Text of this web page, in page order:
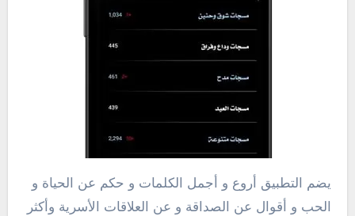
يضم التطبيق أروع و أجمل الكلمات و حكم عن الحياة و
الحب و أقوال عن الصداقة و عن العلاقات الأسرية وأكثر